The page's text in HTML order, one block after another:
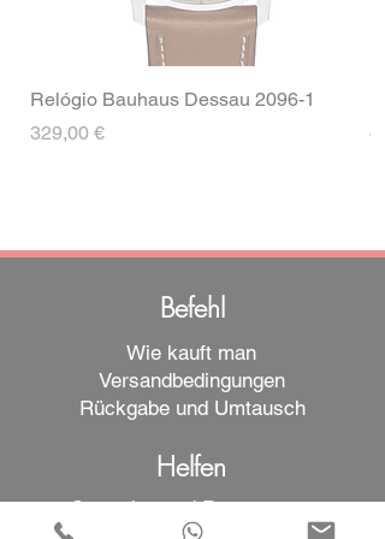
Relógio Bauhaus Dessau 2096-1
Preis
329,00 €
Befehl
Wie kauft man
Versandbedingungen
Rückgabe und Umtausch
Helfen
Garantien und Reparaturen